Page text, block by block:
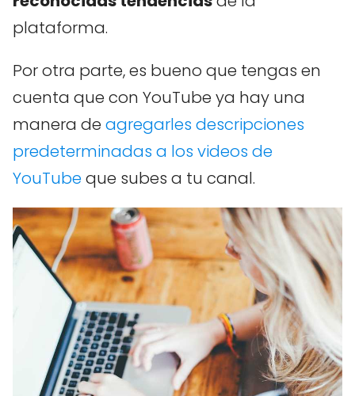
plataforma.
Por otra parte, es bueno que tengas en
cuenta que con YouTube ya hay una
manera de agregarles descripciones
predeterminadas a los videos de
YouTubeque subes a tu canal.